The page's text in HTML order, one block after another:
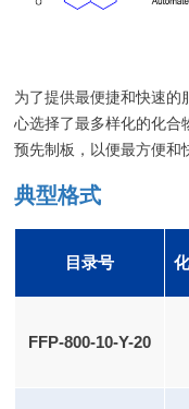
为了提供最便捷和快速的
心选择了最多样化的化合
预先制板，以便最方便和
典型格式
目录号
FFP-800-10-Y-20